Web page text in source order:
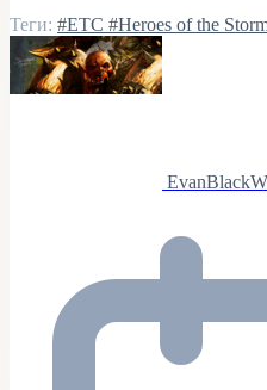
Теги: #ETC #Heroes of the